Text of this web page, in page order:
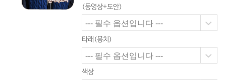
(동영상+도안)
타래(뭉치)
색상